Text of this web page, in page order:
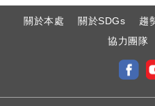
關於本處 關於SDGs 趨
協力團隊